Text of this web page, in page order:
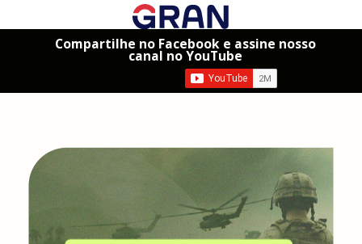
Compartilhe no Facebook e assine nosso
canal no YouTube